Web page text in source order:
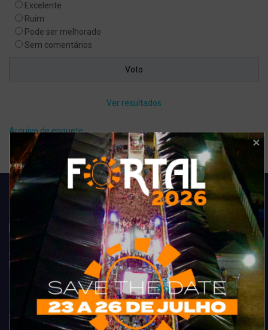
Excelente
Ruim
Pode ser melhorado
Sem comentários
Ver resultados
Arquivo de enquete
Acompanhe todas as novidades do entretenimento na região de
Fortaleza. Dicas, promoções, coberturas exclusivas e muito mais.